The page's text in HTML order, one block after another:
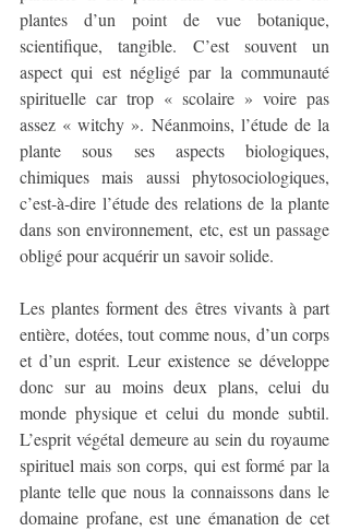
plantes d’un point de vue botanique,
scientifique, tangible. C’est souvent un
aspect qui est négligé par la communauté
spirituelle car trop « scolaire » voire pas
assez « witchy ». Néanmoins, l’étude de la
plante sous ses aspects biologiques,
chimiques mais aussi phytosociologiques,
c’est-à-dire l’étude des relations de la plante
dans son environnement, etc, est un passage
obligé pour acquérir un savoir solide.
Les plantes forment des êtres vivants à part
entière, dotées, tout comme nous, d’un corps
et d’un esprit. Leur existence se développe
donc sur au moins deux plans, celui du
monde physique et celui du monde subtil.
L’esprit végétal demeure au sein du royaume
spirituel mais son corps, qui est formé par la
plante telle que nous la connaissons dans le
domaine profane, est une émanation de cet